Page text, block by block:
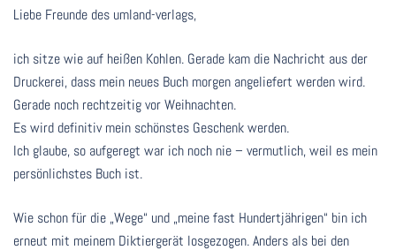
Liebe Freunde des umland-verlags,
ich sitze wie auf heißen Kohlen. Gerade kam die Nachricht aus der
Druckerei, dass mein neues Buch morgen angeliefert werden wird.
Gerade noch rechtzeitig vor Weihnachten.
Es wird definitiv mein schönstes Geschenk werden.
Ich glaube, so aufgeregt war ich noch nie – vermutlich, weil es mein
persönlichstes Buch ist.
Wie schon für die „Wege“ und „meine fast Hundertjährigen“ bin ich
erneut mit meinem Diktiergerät losgezogen. Anders als bei den